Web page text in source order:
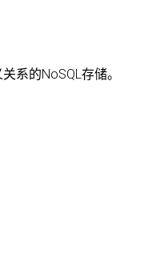
系的NoSQL存储。